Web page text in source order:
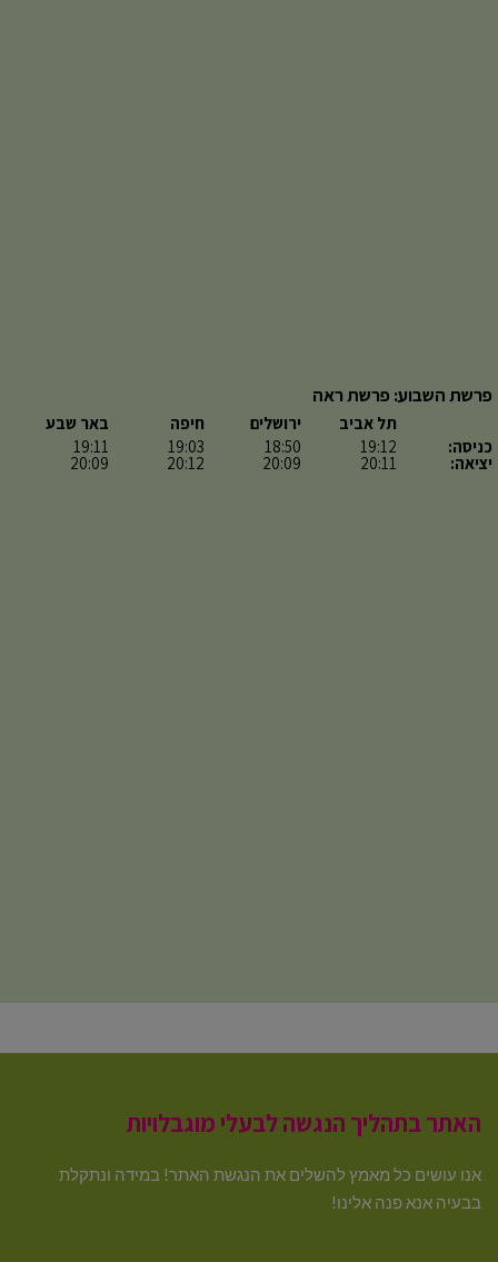
פרשת השבוע: פרשת ראה
כניסה:
יציאה:
תל אביב
19:12
20:11
ירושלים
18:50
20:09
חיפה
19:03
20:12
באר שבע
19:11
20:09
האתר בתהליך הנגשה לבעלי מוגבלויות
אנו עושים כל מאמץ להשלים את הנגשת האתר! במידה ונתקלת
בבעיה אנא פנה אלינו!